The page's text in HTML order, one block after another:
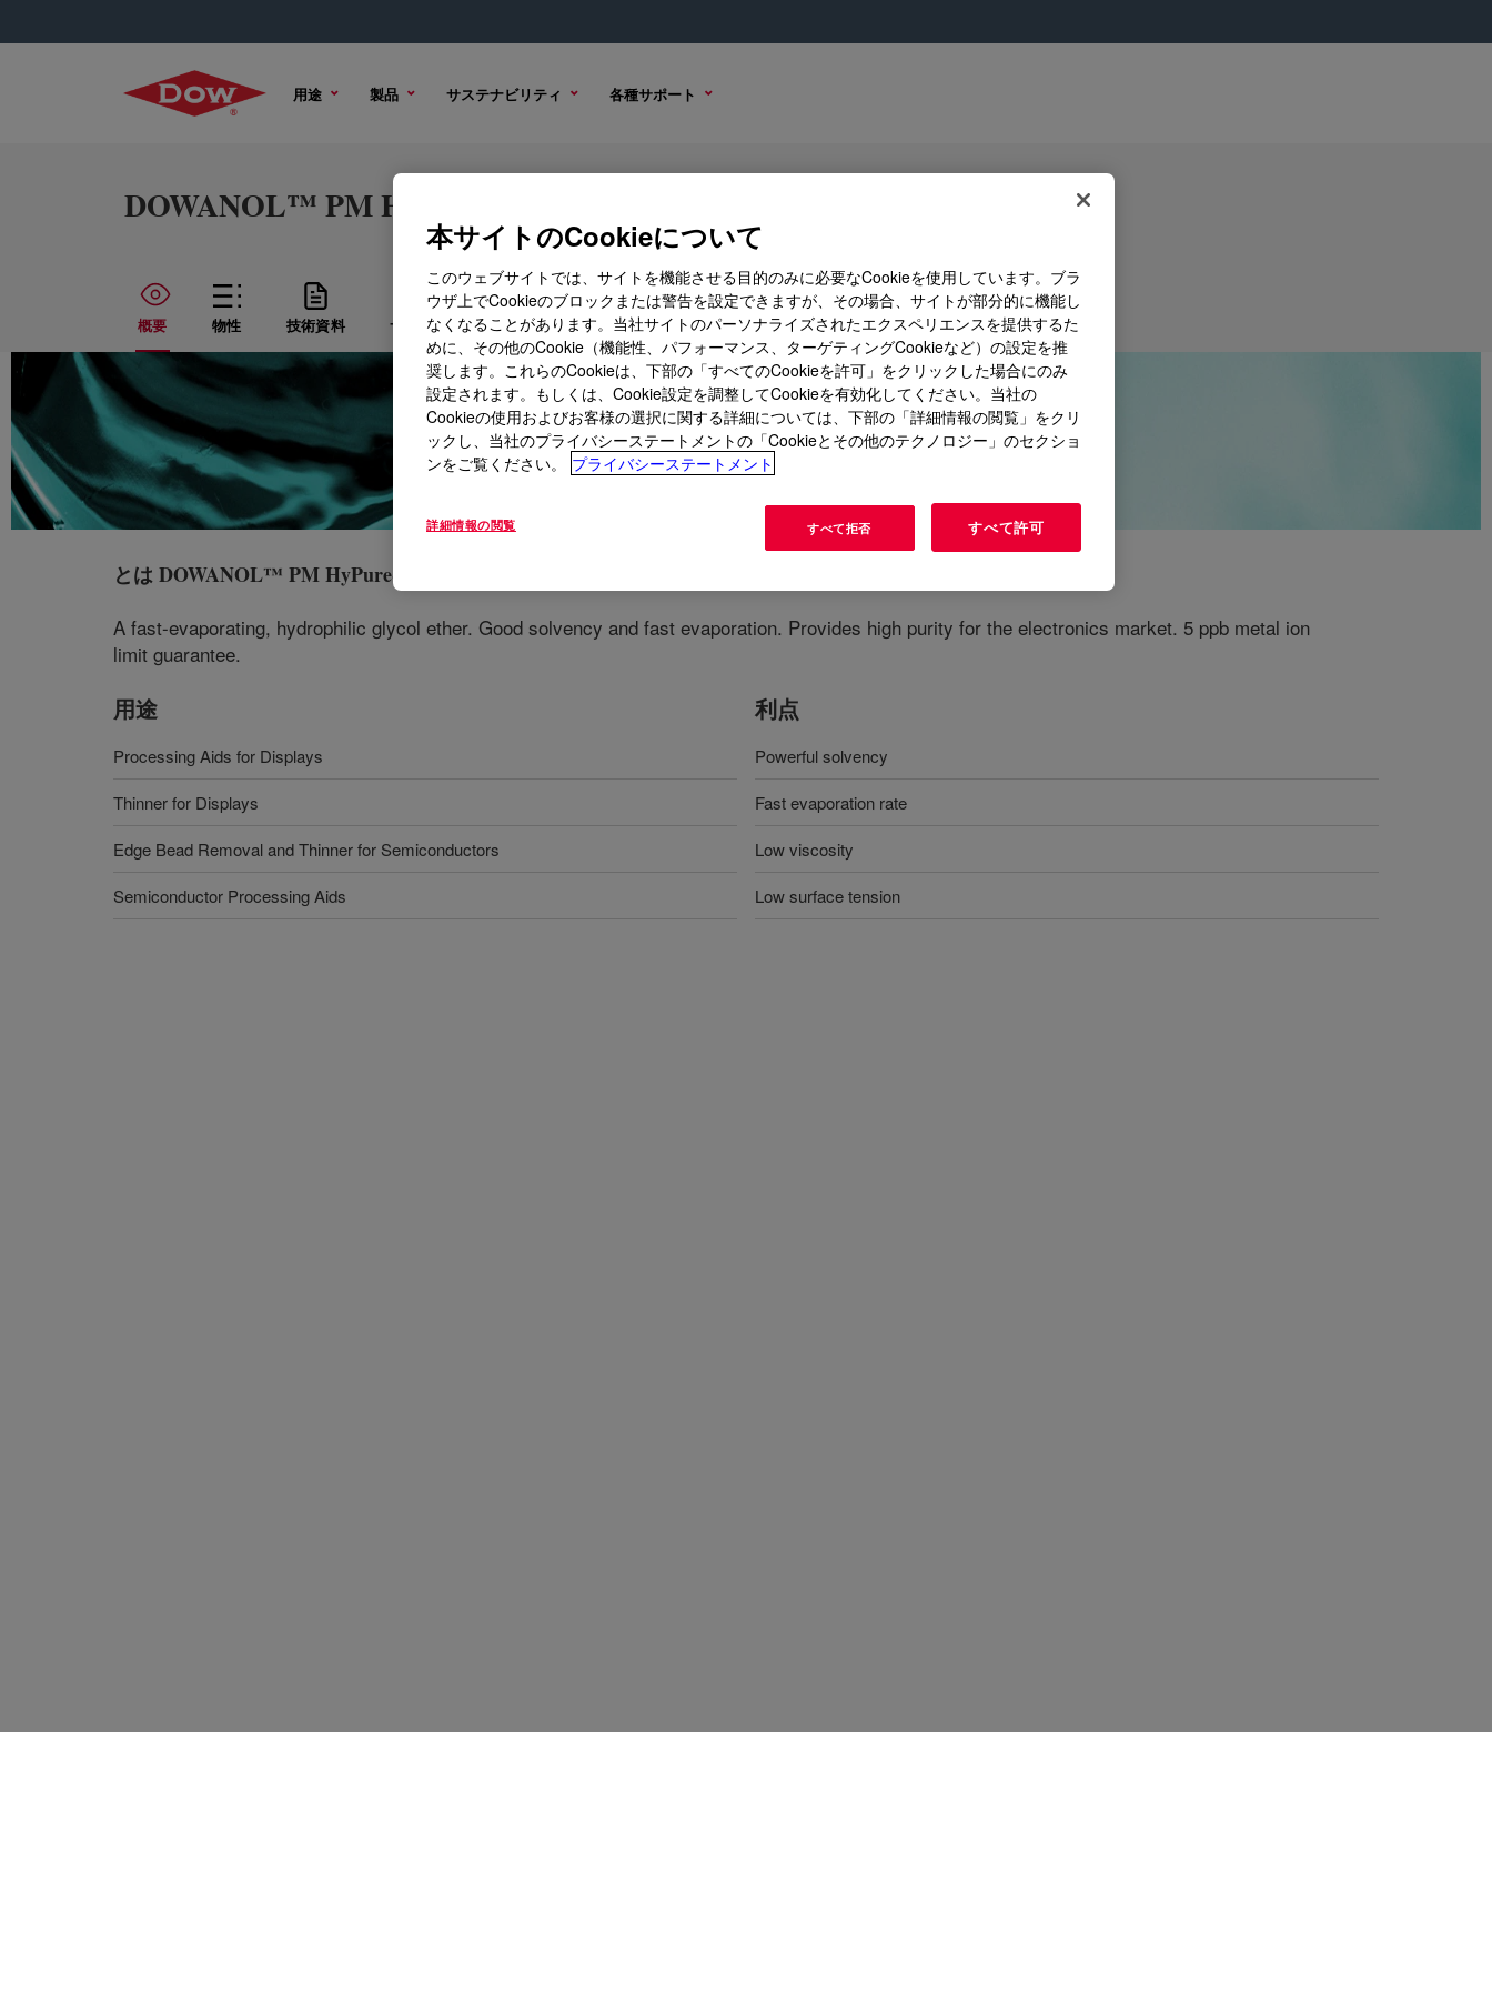
用途 製品 サステナビリティ 各種サポート
DOWANOL™ PM HyPure-5 Glycol Ether
概要 物性 技術資料 サンプル オプション 購入オプション
とはDOWANOL™ PM HyPure-5 Glycol Ether
A fast-evaporating, hydrophilic glycol ether. Good solvency and fast evaporation. Provides high purity for the electronics market. 5 ppb metal ion
limit guarantee.
用途
Processing Aids for Displays
Thinner for Displays
Edge Bead Removal and Thinner for Semiconductors
Semiconductor Processing Aids
利点
Powerful solvency
Fast evaporation rate
Low viscosity
Low surface tension
本サイトのCookieについて
このウェブサイトでは、サイトを機能させる目的のみに必要なCookieを使用しています。ブラ
ウザ上でCookieのブロックまたは警告を設定できますが、その場合、サイトが部分的に機能し
なくなることがあります。当社サイトのパーソナライズされたエクスペリエンスを提供するた
めに、その他のCookie（機能性、パフォーマンス、ターゲティングCookieなど）の設定を推
奨します。これらのCookieは、下部の「すべてのCookieを許可」をクリックした場合にのみ
設定されます。もしくは、Cookie設定を調整してCookieを有効化してください。当社の
Cookieの使用およびお客様の選択に関する詳細については、下部の「詳細情報の閲覧」をクリ
ックし、当社のプライバシーステートメントの「Cookieとその他のテクノロジー」のセクショ
ンをご覧ください。
プライバシーステートメント
詳細情報の閲覧 すべて拒否 すべて許可